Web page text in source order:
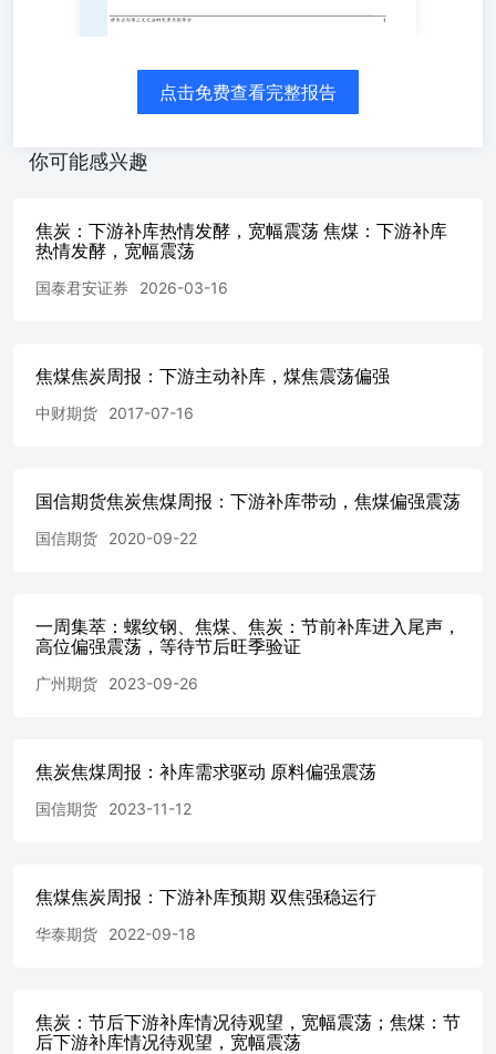
读、订阅或接收任何相关信息。本报告不构成具体业务的推
介，亦不应被视为任何投资、法律、会计或税务建议，且本
请您根据自身的风险承受能力自行作出投资决定并自主承担
投资风险，不应凭借本内容进行具体操作。 分析师声明 作
的专业胜任能力，力求报告内容独立、客观、公正。本报告
仅反映作者的不同设想、见解及分析方法。本报告所载的观
明。 免责声明 本报告的信息来源于已公开的资料，但本公
司对该等信息的准确性、完整性或可靠性不作任何保证。本
日的判断，本报告所指的期货标的的价格可升可跌，过往表
告所载资料、意见及推测不一致的报告，对此本公司可不发
出特别通知。本公司不保证本报告所含信息保持在最新状
态。同时，本公司对本报告所含信息可在不发出通知的情形
合其特定状况。在任何情况下，本报告中的信息或所表述的
司、本公司员工或者关联机构不承诺投资者一定获利，不与
任何责任。投资者务必注意，其据此做出的任何投资决策与
本公司、本公司员工或者关联机构无关。市场有风险，投资
因素，亦不应认为本报告可以取代自己的判断。在决定投资
何机构和个人不得以任何形式翻版、复制、发表或引用。如
征得本公司同意进行引用、刊发的，需在允许的范围内使
用，并注明出处为“国泰君安期货研究”，提示使用本报告的
负责。通过此途径获得本报告的投资者应自行联系该个人或
品种。本报告不构成本公司向该个人或机构之客户提供的投
担任何责任。 除非另有说明，本报告中使用的所有商标、
服务标记及标记均为国君期货所有或经合法授权被许可使用
点击免费查看完整报告
你可能感兴趣
焦炭：下游补库热情发酵，宽幅震荡 焦煤：下游补库
热情发酵，宽幅震荡
国泰君安证券 2026-03-16
焦煤焦炭周报：下游主动补库，煤焦震荡偏强
中财期货 2017-07-16
国信期货焦炭焦煤周报：下游补库带动，焦煤偏强震荡
国信期货 2020-09-22
一周集萃：螺纹钢、焦煤、焦炭：节前补库进入尾声，
高位偏强震荡，等待节后旺季验证
广州期货 2023-09-26
焦炭焦煤周报：补库需求驱动 原料偏强震荡
国信期货 2023-11-12
焦煤焦炭周报：下游补库预期 双焦强稳运行
华泰期货 2022-09-18
焦炭：节后下游补库情况待观望，宽幅震荡；焦煤：节
后下游补库情况待观望，宽幅震荡